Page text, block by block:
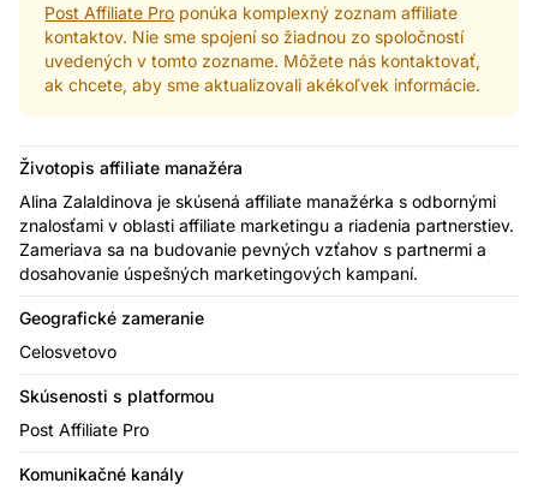
Post Affiliate Pro ponúka komplexný zoznam affiliate
kontaktov. Nie sme spojení so žiadnou zo spoločností
uvedených v tomto zozname. Môžete nás kontaktovať,
ak chcete, aby sme aktualizovali akékoľvek informácie.
Životopis affiliate manažéra
Alina Zalaldinova je skúsená affiliate manažérka s odbornými
znalosťami v oblasti affiliate marketingu a riadenia partnerstiev.
Zameriava sa na budovanie pevných vzťahov s partnermi a
dosahovanie úspešných marketingových kampaní.
Geografické zameranie
Celosvetovo
Skúsenosti s platformou
Post Affiliate Pro
Komunikačné kanály